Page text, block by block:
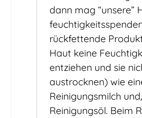
dann mag “unsere”
rückfettende
Haut keine
entziehen und sie
austrocknen) wie
Reinigungsmilch
Reinigungsöl. Beim